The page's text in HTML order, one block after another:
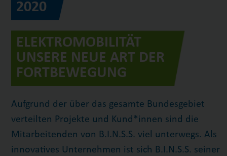
2020
ELEKTROMOBILITÄT
UNSERE NEUE ART DER
FORTBEWEGUNG
Aufgrund der über das gesamte Bundesgebiet
verteilten Projekte und Kund*innen sind die
Mitarbeitenden von B.I.N.S.S. viel unterwegs. Als
innovatives Unternehmen ist sich B.I.N.S.S. seiner